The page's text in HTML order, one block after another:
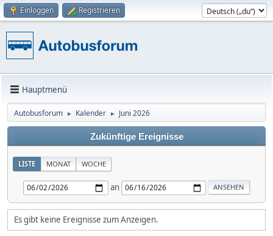
Einloggen Registrieren
Hauptmenü
Autobusforum ► Kalender ► Juni 2026
Zukünftige Ereignisse
LISTE MONAT WOCHE
an
Es gibt keine Ereignisse zum Anzeigen.